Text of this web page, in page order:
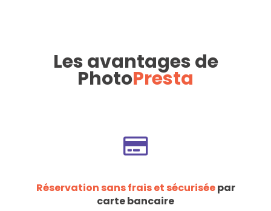
Les avantages de
PhotoPresta
Réservation sans frais et sécuriséepar
carte bancaire